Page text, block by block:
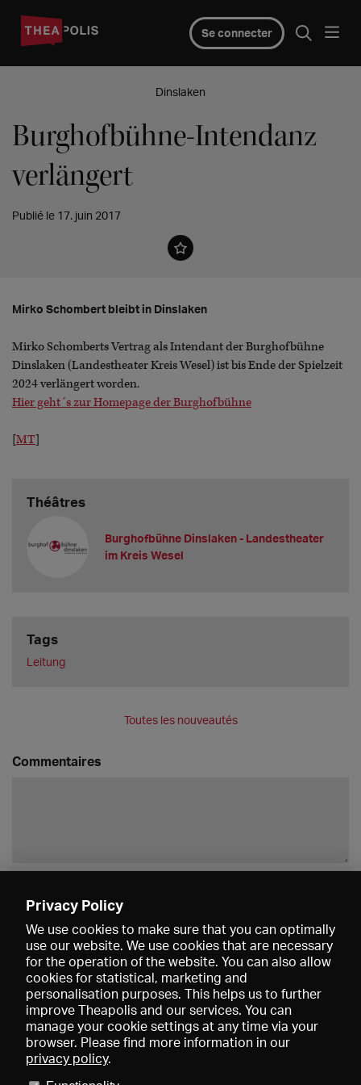
Se connecter
Dinslaken
Burghofbühne-Intendanz
verlängert
Publié le 17. juin 2017
Mirko Schombert bleibt in Dinslaken
Mirko Schomberts Vertrag als Intendant der Burghofbühne
Dinslaken (Landestheater Kreis Wesel) ist bis Ende der Spielzeit
2024 verlängert worden.
Hier geht´s zur Homepage der Burghofbühne
[MT]
Théâtres
Burghofbühne Dinslaken - Landestheater
im Kreis Wesel
Tags
Leitung
Toutes les nouveautés
Commentaires
Privacy Policy
We use cookies to make sure that you can optimally
use our website. We use cookies that are necessary
for the operation of the website. You can also allow
cookies for statistical, marketing and
personalisation purposes. This helps us to further
improve Theapolis and our services. You can
manage your cookie settings at any time via your
browser. Please find more information in our
privacy policy.